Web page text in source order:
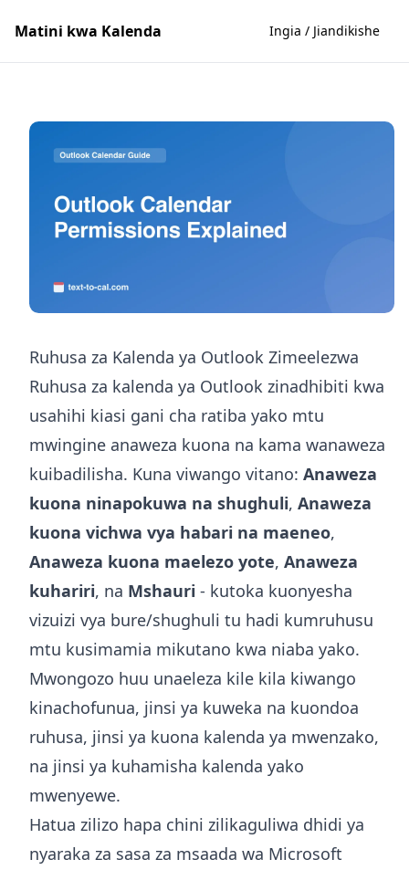
Matini kwa Kalenda Ingia / Jiandikishe
Ruhusa za Kalenda ya Outlook Zimeelezwa
Ruhusa za kalenda ya Outlook zinadhibiti kwa
usahihi kiasi gani cha ratiba yako mtu
mwingine anaweza kuona na kama wanaweza
kuibadilisha. Kuna viwango vitano: Anaweza
kuona ninapokuwa na shughuli, Anaweza
kuona vichwa vya habari na maeneo,
Anaweza kuona maelezo yote, Anaweza
kuhariri, na Mshauri - kutoka kuonyesha
vizuizi vya bure/shughuli tu hadi kumruhusu
mtu kusimamia mikutano kwa niaba yako.
Mwongozo huu unaeleza kile kila kiwango
kinachofunua, jinsi ya kuweka na kuondoa
ruhusa, jinsi ya kuona kalenda ya mwenzako,
na jinsi ya kuhamisha kalenda yako
mwenyewe.
Hatua zilizo hapa chini zilikaguliwa dhidi ya
nyaraka za sasa za msaada wa Microsoft